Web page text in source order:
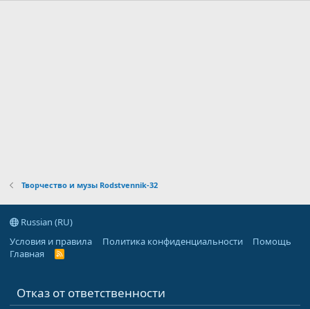
Творчество и музы Rodstvennik-32
Russian (RU)
Условия и правила
Политика конфиденциальности
Помощь
Главная
R
Отказ от ответственности